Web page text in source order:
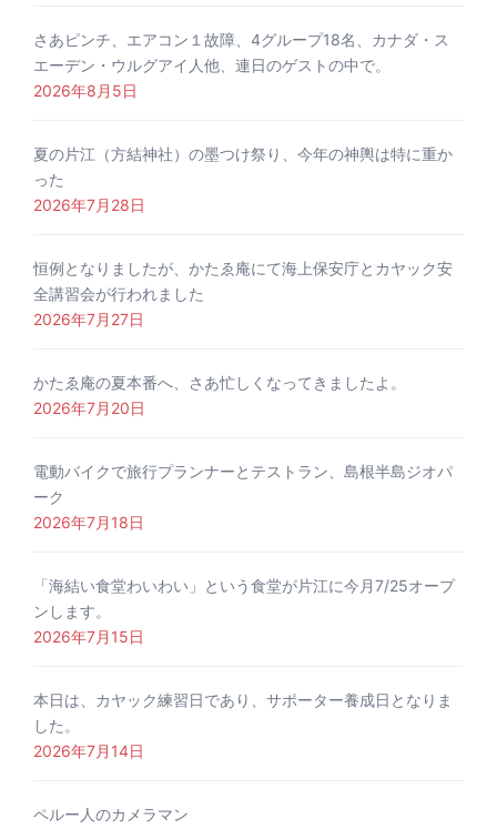
さあピンチ、エアコン１故障、4グループ18名、カナダ・ス
エーデン・ウルグアイ人他、連日のゲストの中で。
2026年8月5日
夏の片江（方結神社）の墨つけ祭り、今年の神輿は特に重か
った
2026年7月28日
恒例となりましたが、かたゑ庵にて海上保安庁とカヤック安
全講習会が行われました
2026年7月27日
かたゑ庵の夏本番へ、さあ忙しくなってきましたよ。
2026年7月20日
電動バイクで旅行プランナーとテストラン、島根半島ジオパ
ーク
2026年7月18日
「海結い食堂わいわい」という食堂が片江に今月7/25オープ
ンします。
2026年7月15日
本日は、カヤック練習日であり、サポーター養成日となりま
した。
2026年7月14日
ペルー人のカメラマン